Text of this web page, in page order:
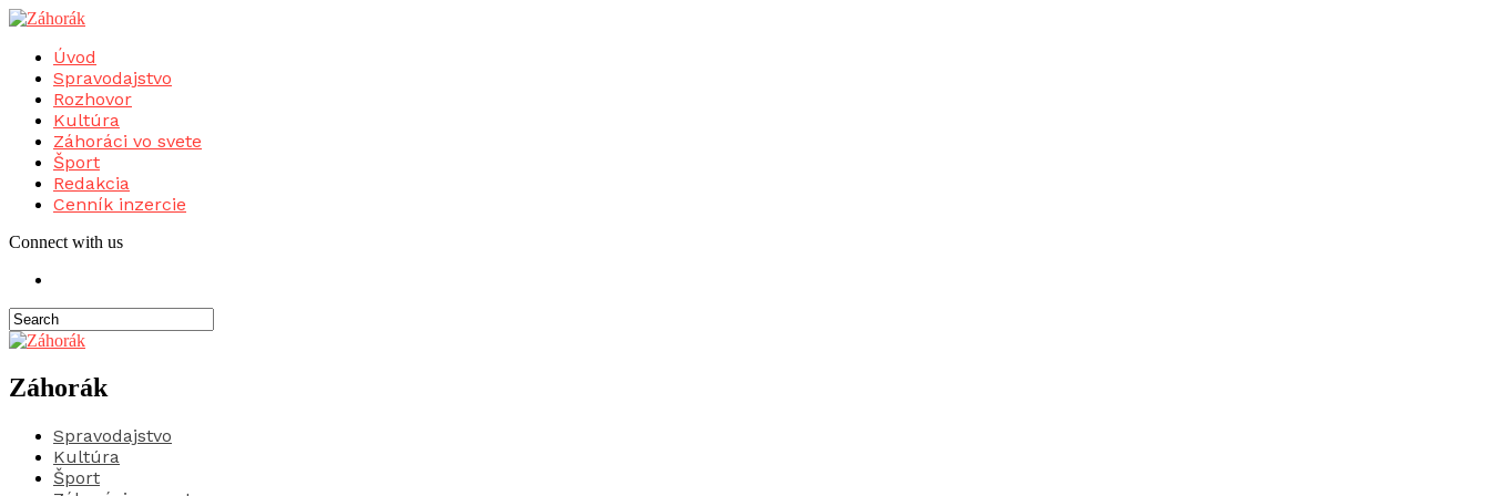
Úvod
Spravodajstvo
Rozhovor
Kultúra
Záhoráci vo svete
Šport
Redakcia
Cenník inzercie
Connect with us
Záhorák
Spravodajstvo
Kultúra
Šport